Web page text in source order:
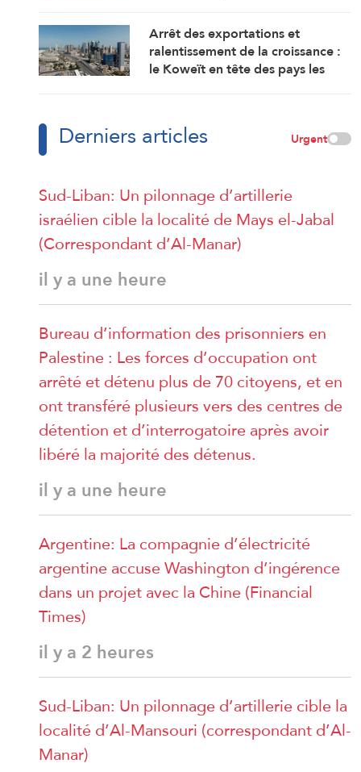
Arrêt des exportations et
ralentissement de la croissance :
le Koweït en tête des pays les
Derniers articles Urgent
Sud-Liban: Un pilonnage d’artillerie
israélien cible la localité de Mays el-Jabal
(Correspondant d’Al-Manar)
il y a une heure
Bureau d’information des prisonniers en
Palestine : Les forces d’occupation ont
arrêté et détenu plus de 70 citoyens, et en
ont transféré plusieurs vers des centres de
détention et d’interrogatoire après avoir
libéré la majorité des détenus.
il y a une heure
Argentine: La compagnie d’électricité
argentine accuse Washington d’ingérence
dans un projet avec la Chine (Financial
Times)
il y a 2 heures
Sud-Liban: Un pilonnage d’artillerie cible la
localité d’Al-Mansouri (correspondant d’Al-
Manar)